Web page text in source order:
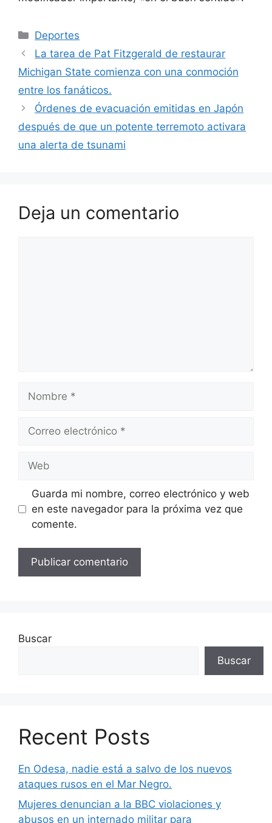
Categorías
Deportes
La tarea de Pat Fitzgerald de restaurar
Michigan State comienza con una conmoción
entre los fanáticos.
Órdenes de evacuación emitidas en Japón
después de que un potente terremoto activara
una alerta de tsunami
Deja un comentario
Nombre
Correo
Web
Guarda mi nombre, correo electrónico y web
en este navegador para la próxima vez que
comente.
Buscar
Buscar
Recent Posts
En Odesa, nadie está a salvo de los nuevos
ataques rusos en el Mar Negro.
Mujeres denuncian a la BBC violaciones y
abusos en un internado militar para